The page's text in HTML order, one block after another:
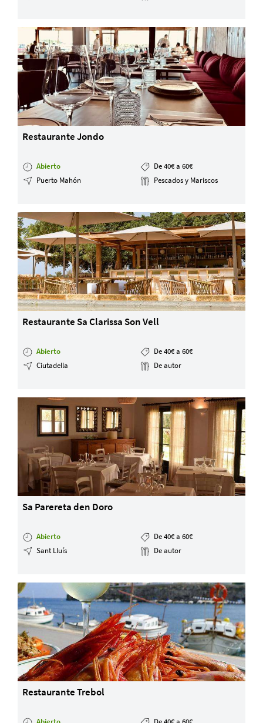
Restaurante Jondo
Abierto
De 40€ a 60€
Puerto Mahón
Pescados y Mariscos
Restaurante Sa Clarissa Son Vell
Abierto
De 40€ a 60€
Ciutadella
De autor
Sa Parereta den Doro
Abierto
De 40€ a 60€
Sant Lluís
De autor
Restaurante Trebol